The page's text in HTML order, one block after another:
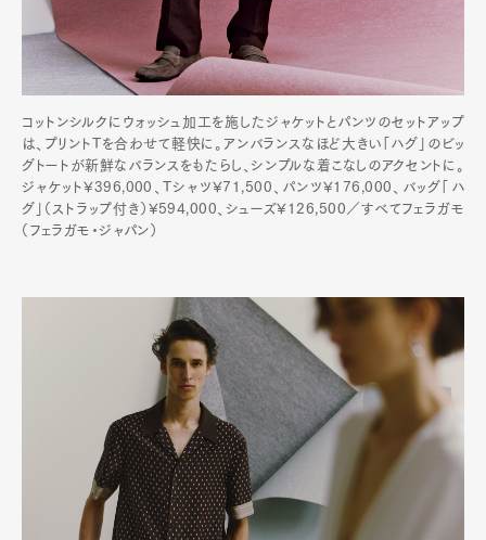
コットンシルクにウォッシュ加工を施したジャケットとパンツのセットアップ
は、プリントTを合わせて軽快に。アンバランスなほど大きい「ハグ」のビッ
グトートが新鮮なバランスをもたらし、シンプルな着こなしのアクセントに。
ジャケット¥396,000、Tシャツ¥71,500、パンツ¥176,000、バッグ「ハ
グ」（ストラップ付き）¥594,000、シューズ¥126,500／すべてフェラガモ
（フェラガモ・ジャパン）